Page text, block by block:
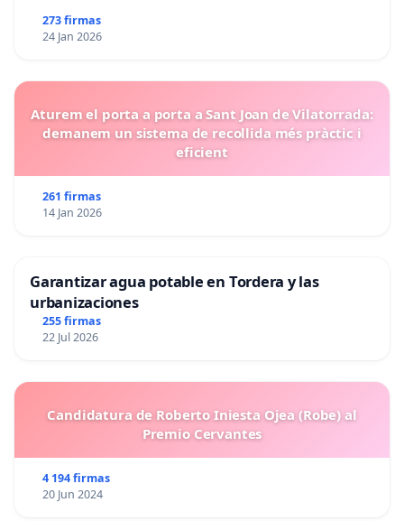
273 firmas
24 Jan 2026
Aturem el porta a porta a Sant Joan de Vilatorrada:
demanem un sistema de recollida més pràctic i
eficient
261 firmas
14 Jan 2026
Garantizar agua potable en Tordera y las
urbanizaciones
255 firmas
22 Jul 2026
Candidatura de Roberto Iniesta Ojea (Robe) al
Premio Cervantes
4 194 firmas
20 Jun 2024